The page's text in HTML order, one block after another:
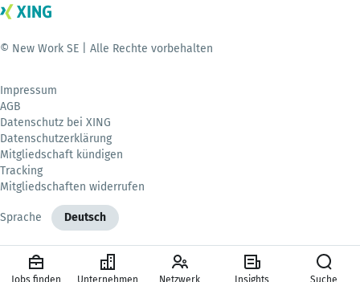
© New Work SE | Alle Rechte vorbehalten
Impressum
AGB
Datenschutz bei XING
Datenschutzerklärung
Mitgliedschaft kündigen
Tracking
Mitgliedschaften widerrufen
Sprache Deutsch
Jobs finden Unternehmen Netzwerk Insights Suche